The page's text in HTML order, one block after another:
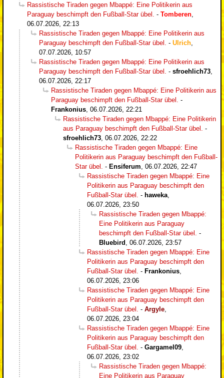
Rassistische Tiraden gegen Mbappé: Eine Politikerin aus
Paraguay beschimpft den Fußball-Star übel.
- Tomberen
06.07.2026, 22:13
Rassistische Tiraden gegen Mbappé: Eine Politikerin aus
Paraguay beschimpft den Fußball-Star übel.
- Ulrich
07.07.2026, 10:57
Rassistische Tiraden gegen Mbappé: Eine Politikerin aus
Paraguay beschimpft den Fußball-Star übel.
- sfroehlich73
06.07.2026, 22:17
Rassistische Tiraden gegen Mbappé: Eine Politikerin aus
Paraguay beschimpft den Fußball-Star übel.
-
Frankonius 06.07.2026, 22:21
Rassistische Tiraden gegen Mbappé: Eine Politikerin
aus Paraguay beschimpft den Fußball-Star übel.
-
sfroehlich73 06.07.2026, 22:22
Rassistische Tiraden gegen Mbappé: Eine
Politikerin aus Paraguay beschimpft den Fußball-
Star übel.
- Ensiferum 06.07.2026, 22:47
Rassistische Tiraden gegen Mbappé: Eine
Politikerin aus Paraguay beschimpft den
Fußball-Star übel.
- haweka
06.07.2026, 23:50
Rassistische Tiraden gegen Mbappé:
Eine Politikerin aus Paraguay
beschimpft den Fußball-Star übel.
-
Bluebird
06.07.2026, 23:57
Rassistische Tiraden gegen Mbappé: Eine
Politikerin aus Paraguay beschimpft den
Fußball-Star übel.
- Frankonius
06.07.2026, 23:06
Rassistische Tiraden gegen Mbappé: Eine
Politikerin aus Paraguay beschimpft den
Fußball-Star übel.
- Argyle
06.07.2026, 23:04
Rassistische Tiraden gegen Mbappé: Eine
Politikerin aus Paraguay beschimpft den
Fußball-Star übel.
- Gargamel09
06.07.2026, 23:02
Rassistische Tiraden gegen Mbappé:
Eine Politikerin aus Paraguay